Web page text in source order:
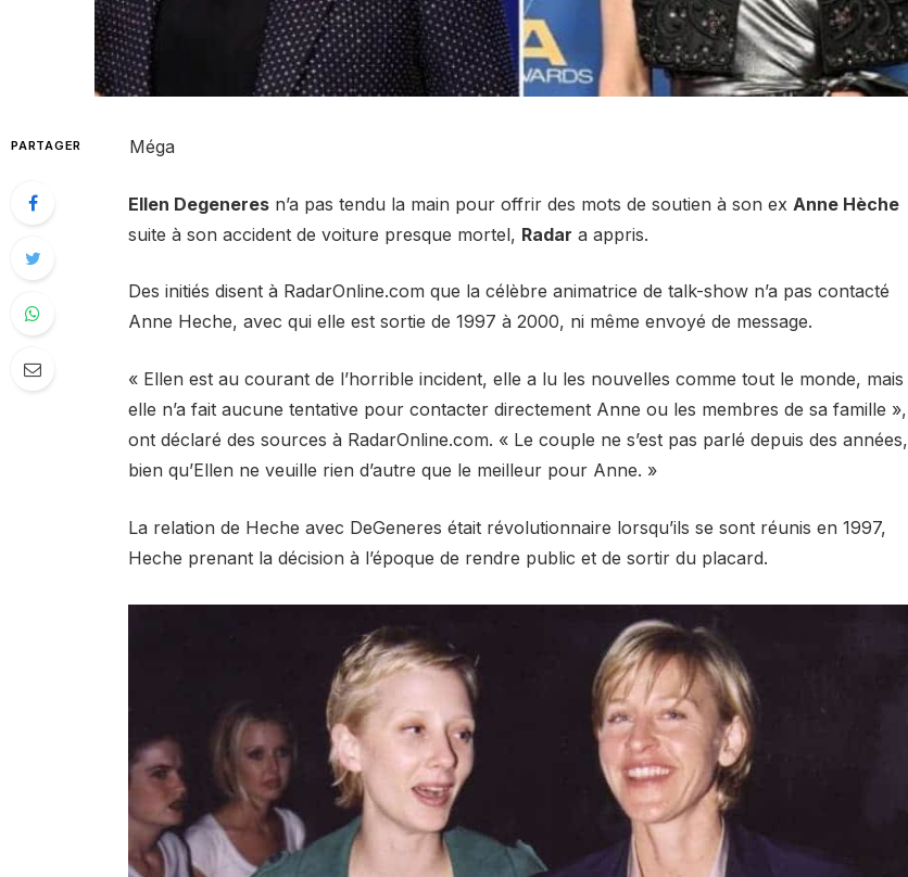
PARTAGER Méga
Ellen Degeneresn’a pas tendu la main pour offrir des mots de soutien à son ex Anne Hèche
suite à son accident de voiture presque mortel, Radar a appris.
Des initiés disent à RadarOnline.com que la célèbre animatrice de talk-show n’a pas contacté
Anne Heche, avec qui elle est sortie de 1997 à 2000, ni même envoyé de message.
« Ellen est au courant de l’horrible incident, elle a lu les nouvelles comme tout le monde, mais
elle n’a fait aucune tentative pour contacter directement Anne ou les membres de sa famille »,
ont déclaré des sources à RadarOnline.com. « Le couple ne s’est pas parlé depuis des années,
bien qu’Ellen ne veuille rien d’autre que le meilleur pour Anne. »
La relation de Heche avec DeGeneres était révolutionnaire lorsqu’ils se sont réunis en 1997,
Heche prenant la décision à l’époque de rendre public et de sortir du placard.